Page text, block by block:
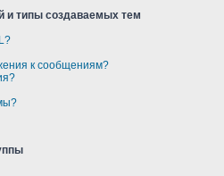
и типы создаваемых тем
к сообщениям?